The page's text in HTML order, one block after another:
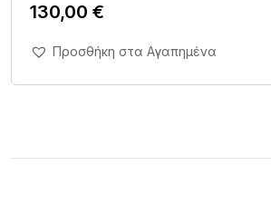
130,00 €
Άμεση Αγορά Σε 1'
Προσθήκη στα Αγαπημένα